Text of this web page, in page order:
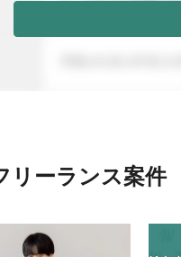
リーランス案件